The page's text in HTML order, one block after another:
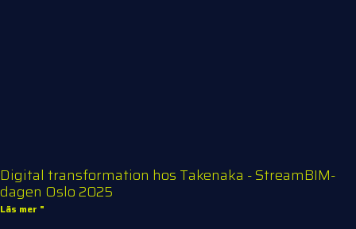
Digital transformation hos Takenaka - StreamBIM-
dagen Oslo 2025
Läs mer "